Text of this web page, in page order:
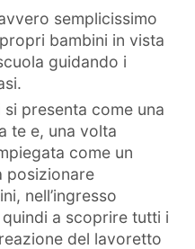
semplicissimo
bambini in vista
guidando i
si presenta come una
te e, una volta
come un
posizionare
nell’ingresso
a scoprire tutti i
del lavoretto